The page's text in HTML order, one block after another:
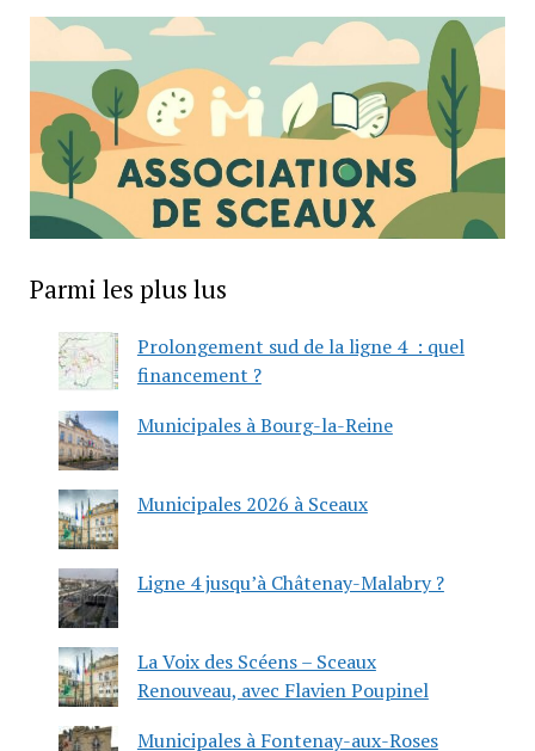
Parmi les plus lus
Prolongement sud de la ligne 4 : quel
financement ?
Municipales à Bourg-la-Reine
Municipales 2026 à Sceaux
Ligne 4 jusqu’à Châtenay-Malabry ?
La Voix des Scéens – Sceaux
Renouveau, avec Flavien Poupinel
Municipales à Fontenay-aux-Roses